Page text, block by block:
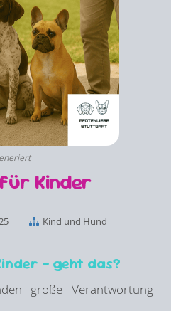
Kinder
Kind und Hund
– geht das?
große Verantwortung